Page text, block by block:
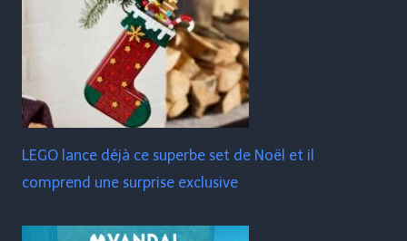
LEGO lance déjà ce superbe set de Noël et il
comprend une surprise exclusive